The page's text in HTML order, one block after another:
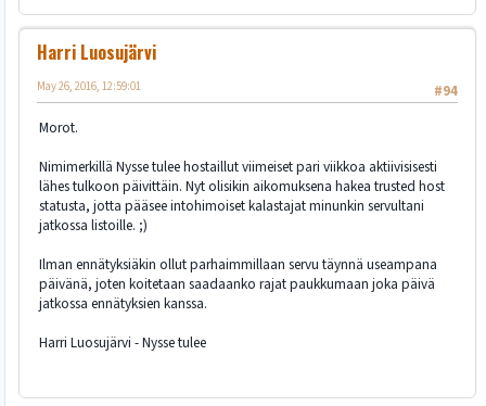
Harri Luosujärvi
#94
May 26, 2016, 12:59:01
Morot.
Nimimerkillä Nysse tulee hostaillut viimeiset pari viikkoa aktiivisisesti
lähes tulkoon päivittäin. Nyt olisikin aikomuksena hakea trusted host
statusta, jotta pääsee intohimoiset kalastajat minunkin servultani
jatkossa listoille. ;)
Ilman ennätyksiäkin ollut parhaimmillaan servu täynnä useampana
päivänä, joten koitetaan saadaanko rajat paukkumaan joka päivä
jatkossa ennätyksien kanssa.
Harri Luosujärvi - Nysse tulee